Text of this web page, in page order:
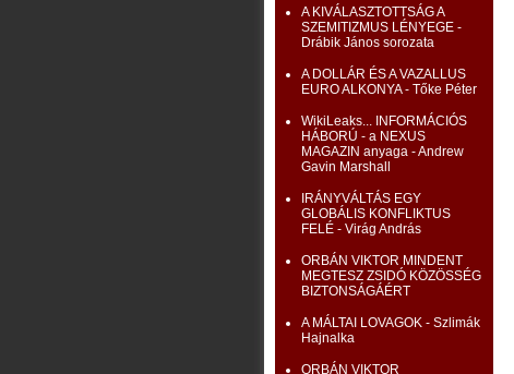
A KIVÁLASZTOTTSÁG A
SZEMITIZMUS LÉNYEGE -
Drábik János sorozata
A DOLLÁR ÉS A VAZALLUS
EURO ALKONYA - Tőke Péter
WikiLeaks... INFORMÁCIÓS
HÁBORÚ - a NEXUS
MAGAZIN anyaga - Andrew
Gavin Marshall
IRÁNYVÁLTÁS EGY
GLOBÁLIS KONFLIKTUS
FELÉ - Virág András
ORBÁN VIKTOR MINDENT
MEGTESZ ZSIDÓ KÖZÖSSÉG
BIZTONSÁGÁÉRT
A MÁLTAI LOVAGOK - Szlimák
Hajnalka
ORBÁN VIKTOR